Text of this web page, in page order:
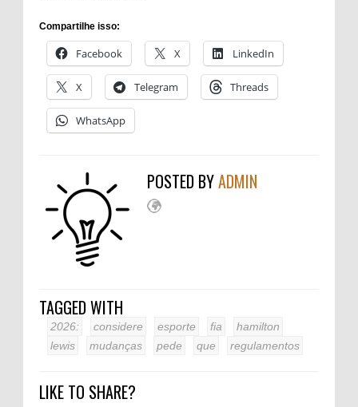
Compartilhe isso:
Facebook X LinkedIn
X Telegram Threads
WhatsApp
POSTED BYADMIN
TAGGED WITH
2026: considere esporte fia
hamilton
lewis
mudanças pede que regulamentos
LIKE TO SHARE?